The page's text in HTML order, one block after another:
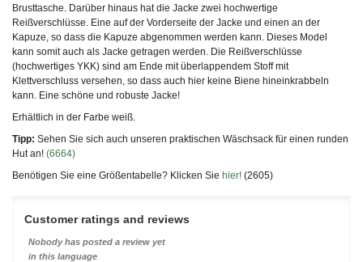
Brusttasche. Darüber hinaus hat die Jacke zwei hochwertige
Reißverschlüsse. Eine auf der Vorderseite der Jacke und einen an der
Kapuze, so dass die Kapuze abgenommen werden kann. Dieses Model
kann somit auch als Jacke getragen werden. Die Reißverschlüsse
(hochwertiges YKK) sind am Ende mit überlappendem Stoff mit
Klettverschluss versehen, so dass auch hier keine Biene hineinkrabbeln
kann. Eine schöne und robuste Jacke!
Erhältlich in der Farbe weiß.
Tipp: Sehen Sie sich auch unseren praktischen Wäschsack für einen runden
Hut an! (6664)
Benötigen Sie eine Größentabelle? Klicken Sie hier! (2605)
Customer ratings and reviews
Nobody has posted a review yet
in this language